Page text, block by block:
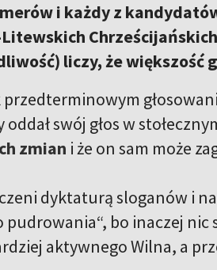
i każdy z
liczy, że większość
swój głos w
zmian i że on sam może
dyktaturą sloganów i
bo inaczej nic
aktywnego Wilna, a